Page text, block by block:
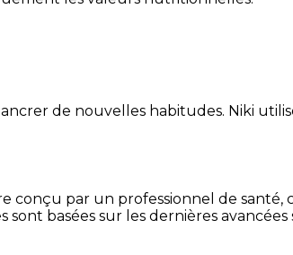
de nouvelles habitudes. Niki
par un professionnel de santé,
basées sur les dernières